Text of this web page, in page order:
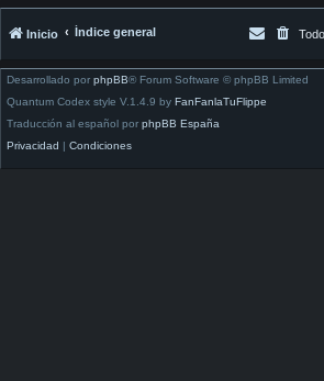
Inicio Índice general
Desarrollado por phpBB® Forum Software © phpBB Limited
Quantum Codex style V.1.4.9 by FanFanlaTuFlippe
Traducción al español por phpBB España
Privacidad
Condiciones